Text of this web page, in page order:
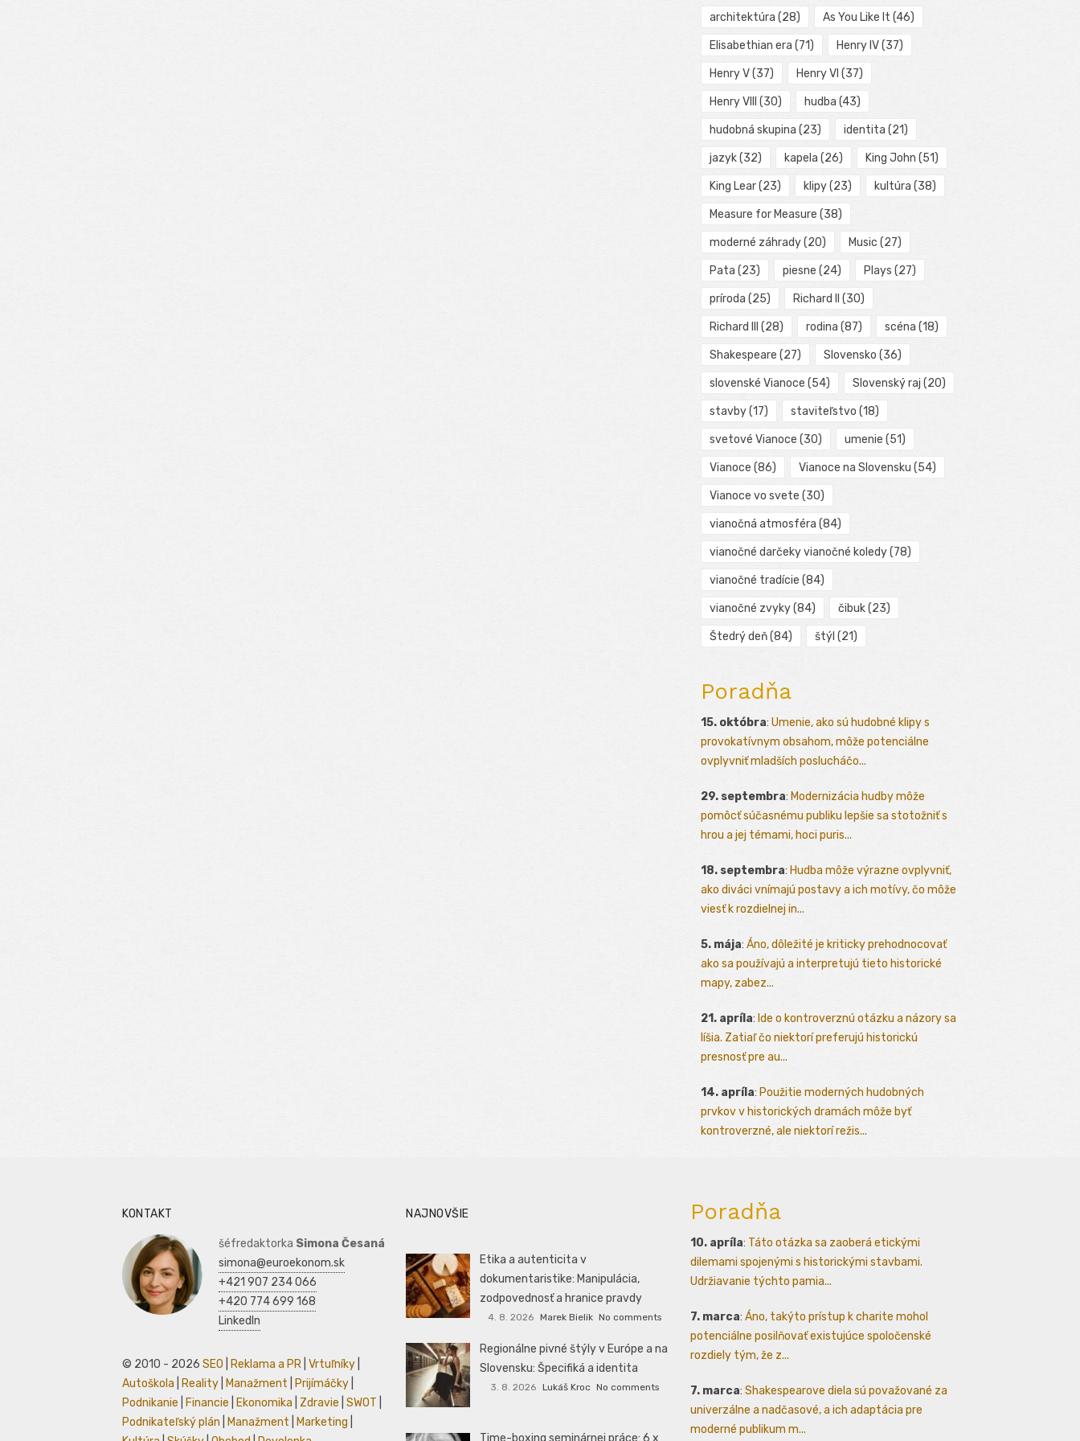
architektúra (28) As You Like It (46)
Elisabethian era (71) Henry IV(37)
Henry V(37) Henry VI (37)
Henry VIII (30) hudba (43)
hudobná skupina (23) identita (21)
jazyk(32) kapela (26) King John (51)
King Lear(23) klipy(23) kultúra (38)
Measure for Measure (38)
moderné záhrady(20) Music (27)
Pata (23) piesne (24) Plays (27)
príroda (25) Richard II (30)
Richard III (28) rodina (87) scéna (18)
Shakespeare (27) Slovensko (36)
slovenské Vianoce (54) Slovenský raj (20)
stavby(17) staviteľstvo (18)
svetové Vianoce (30) umenie (51)
Vianoce (86) Vianoce na Slovensku (54)
Vianoce vo svete (30)
vianočná atmosféra (84)
vianočné darčeky vianočné koledy(78)
vianočné tradície (84)
vianočné zvyky(84) čibuk(23)
Štedrý deň(84) štýl (21)
Poradňa
15. októbra: Umenie, ako sú hudobné klipy s
provokatívnym obsahom, môže potenciálne
ovplyvniť mladších poslucháčo...
29. septembra: Modernizácia hudby môže
pomôcť súčasnému publiku lepšie sa stotožniť s
hrou a jej témami, hoci puris...
18. septembra: Hudba môže výrazne ovplyvniť,
ako diváci vnímajú postavy a ich motívy, čo môže
viesť k rozdielnej in...
5. mája: Áno, dôležité je kriticky prehodnocovať
ako sa používajú a interpretujú tieto historické
mapy, zabez...
21. apríla: Ide o kontroverznú otázku a názory sa
líšia. Zatiaľ čo niektorí preferujú historickú
presnosť pre au...
14. apríla: Použitie moderných hudobných
prvkov v historických dramách môže byť
kontroverzné, ale niektorí režis...
KONTAKT
šéfredaktorka Simona Česaná
simona@euroekonom.sk
+421 907 234 066
+420 774 699 168
LinkedIn
© 2010 - 2026 SEO Reklama a PR Vrtuľníky
Autoškola
Reality Manažment Prijímáčky
Podnikanie
Financie Ekonomika Zdravie SWOT
Podnikateľský plán
Manažment Marketing
NAJNOVŠIE
Etika a autenticita v
dokumentaristike: Manipulácia,
zodpovednosť a hranice pravdy
4. 8. 2026 Marek Bielik No comments
Regionálne pivné štýly v Európe a na
Slovensku: Špecifiká a identita
3. 8. 2026 Lukáš Kroc No comments
Poradňa
10. apríla: Táto otázka sa zaoberá etickými
dilemami spojenými s historickými stavbami.
Udržiavanie týchto pamia...
7. marca: Áno, takýto prístup k charite mohol
potenciálne posilňovať existujúce spoločenské
rozdiely tým, že z...
7. marca: Shakespearove diela sú považované za
univerzálne a nadčasové, a ich adaptácia pre
moderné publikum m...